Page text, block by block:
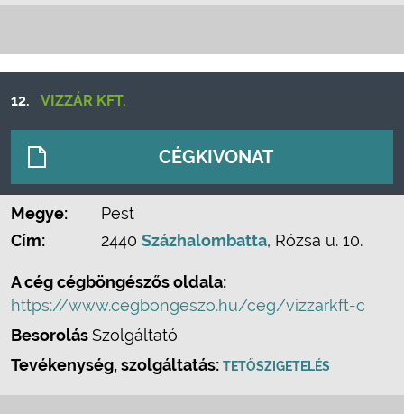
12. VIZZÁR KFT.
CÉGKIVONAT
Megye:
Pest
Cím:
2440 Százhalombatta, Rózsa u. 10.
A cég cégböngészős oldala:
https://www.cegbongeszo.hu/ceg/vizzarkft-c
BesorolásSzolgáltató
Tevékenység, szolgáltatás: TETŐSZIGETELÉS